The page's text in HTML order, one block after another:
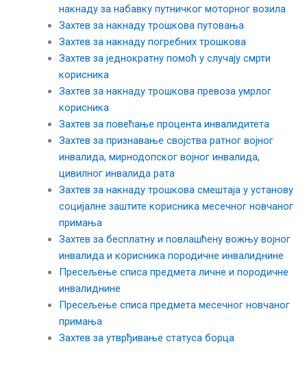
накнаду за набавку путничког моторног возила
Захтев за накнаду трошкова путовања
Захтев за накнаду погребних трошкова
Захтев за једнократну помоћ у случају смрти
корисника
Захтев за накнаду трошкова превоза умрлог
корисника
Захтев за повећање процента инвалидитета
Захтев за признавање својства ратног војног
инвалида, мирнодопског војног инвалида,
цивилног инвалида рата
Захтев за накнаду трошкова смештаја у установу
социјалне заштите корисника месечног новчаног
примања
Захтев за бесплатну и повлашћену вожњу војног
инвалида и корисника породичне инвалиднине
Пресељење списа предмета личне и породичне
инвалиднине
Пресељење списа предмета месечног новчаног
примања
Захтев за утврђивање статуса борца